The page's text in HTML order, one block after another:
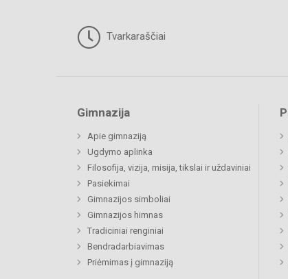
Tvarkaraščiai
Gimnazija
Apie gimnaziją
Ugdymo aplinka
Filosofija, vizija, misija, tikslai ir uždaviniai
Pasiekimai
Gimnazijos simboliai
Gimnazijos himnas
Tradiciniai renginiai
Bendradarbiavimas
Priėmimas į gimnaziją